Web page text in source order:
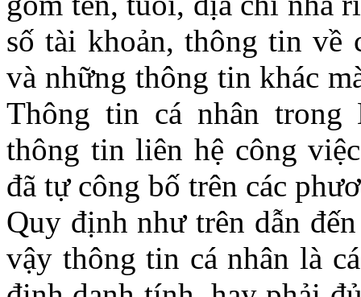
số tài khoản, thông tin về
và những thông tin khác
Thông tin cá nhân
thông tin liên hệ công
đã tự công bố trên các
Quy định như trên dẫn
vậy thông tin cá nhân là